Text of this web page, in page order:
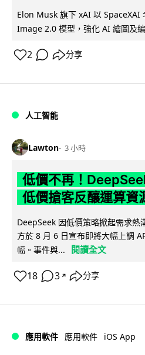
Elon Musk 旗下 xAI 以
Image 2.0 模型，強化 AI 繪圖及
2 分享
人工智能
Lawton 3 小時
低價不再！
低價搶客反釀運算資
DeepSeek 因低價策略掀起需求熱
方於 8 月 6 日宣布即將大幅上調
幅。事件與...
閱讀全文
18 3 ↗ 分享
應用軟件 應用軟件 iOS App